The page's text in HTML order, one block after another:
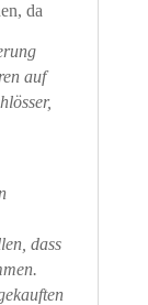
da
auf
dass